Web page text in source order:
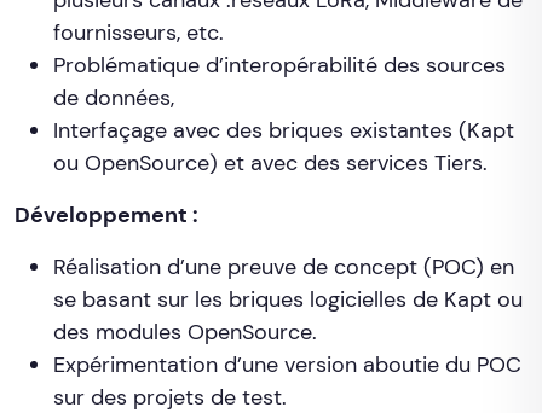
fournisseurs, etc.
Problématique d’interopérabilité des sources
de données,
Interfaçage avec des briques existantes (Kapt
ou OpenSource) et avec des services Tiers.
Développement :
Réalisation d’une preuve de concept (POC) en
se basant sur les briques logicielles de Kapt ou
des modules OpenSource.
Expérimentation d’une version aboutie du POC
sur des projets de test.